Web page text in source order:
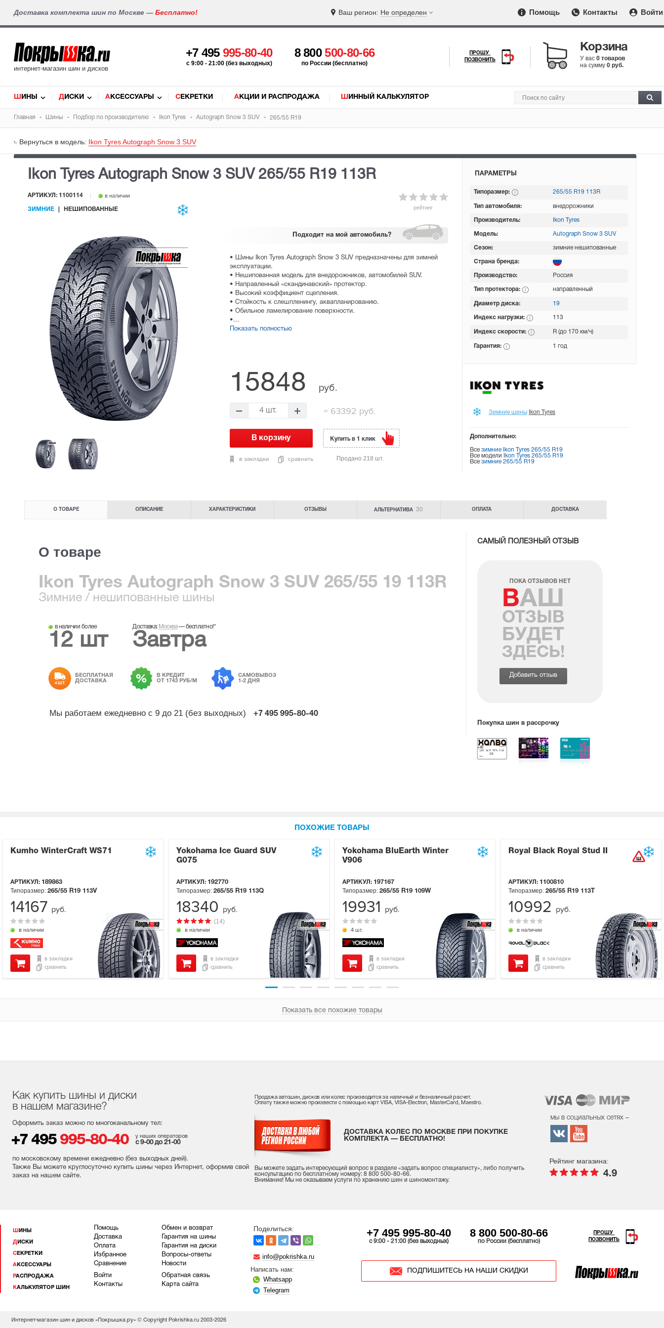
Доставка комплекта шин по Москве — Бесплатно! Ваш регион: Не определен Помощь Контакты Войти
интернет-магазин шин и дисков
+7 495 995-80-40
c 9:00 - 21:00 (без выходных)
8 800500-80-66
по России (бесплатно)
ПРОШУ
ПОЗВОНИТЬ
Корзина
У вас 0 товаров
на сумму 0 руб.
ШИНЫ ДИСКИ АКСЕССУАРЫ СЕКРЕТКИ АКЦИИ И РАСПРОДАЖА ШИННЫЙ КАЛЬКУЛЯТОР
Главная Шины Подбор по производителю Ikon Tyres Autograph Snow 3 SUV 265/55 R19
Вернуться в модель: Ikon Tyres Autograph Snow 3 SUV
Ikon Tyres Autograph Snow 3 SUV 265/55 R19 113R
рейтинг
АРТИКУЛ: 1100114 в наличии
ЗИМНИЕ НЕШИПОВАННЫЕ
Подходит на мой автомобиль?
• Шины Ikon Tyres Autograph Snow 3 SUV предназначены для зимней
эксплуатации.
• Нешипованная модель для внедорожников, автомобилей SUV.
• Направленный «скандинавский» протектор.
• Высокий коэффициент сцепления.
• Стойкость к слешпленингу, аквапланированию.
• Обильное ламелирование поверхности.
•...
Показать полностью
15848 руб.
4 шт. =63392 руб.
в закладки сравнить
Купить в 1 клик
Продано 218 шт.
ПАРАМЕТРЫ
Типоразмер: 265/55 R19 113R
Тип автомобиля: внедорожники
Производитель: Ikon Tyres
Модель: Autograph Snow 3 SUV
Сезон: зимние нешипованные
Страна бренда:
Производство: Россия
Тип протектора: направленный
Диаметр диска: 19
Индекс нагрузки: 113
Индекс скорости: R (до 170 км/ч)
Гарантия: 1 год
Зимние шины Ikon Tyres
Дополнительно:
Всезимние Ikon Tyres 265/55 R19
Все модели
Ikon Tyres 265/55 R19
Всезимние 265/55 R19
О ТОВАРЕ ОПИСАНИЕ ХАРАКТЕРИСТИКИ ОТЗЫВЫ АЛЬТЕРНАТИВА 30 ОПЛАТА ДОСТАВКА
О товаре
Ikon Tyres Autograph Snow 3 SUV 265/55 19 113R
Зимние / нешипованные шины
в наличии более
12 шт
Доставка: Москва—бесплатно!*
Завтра
4 ШТ.
БЕСПЛАТНАЯ
ДОСТАВКА
В КРЕДИТ
ОТ 1743 РУБ/М
САМОВЫВОЗ
1-2 ДНЯ
Мы работаем ежедневно с 9 до 21 (без выходных) +7 495 995-80-40
САМЫЙ ПОЛЕЗНЫЙ ОТЗЫВ
ПОКА ОТЗЫВОВ НЕТ
ВАШ
ОТЗЫВ
БУДЕТ
ЗДЕСЬ!
Добавить отзыв
Покупка шин в рассрочку
ПОХОЖИЕ ТОВАРЫ
Kumho WinterCraft WS71
АРТИКУЛ: 189863
в наличии
Типоразмер: 265/55 R19 113V
в закладки
сравнить
14167 руб.
Yokohama Ice Guard SUV
G075
АРТИКУЛ: 192770
в наличии
(14)
Типоразмер: 265/55 R19 113Q
в закладки
сравнить
18340 руб.
Yokohama BluEarth Winter
V906
АРТИКУЛ: 197167
4 шт.
Типоразмер: 265/55 R19 109W
в закладки
сравнить
19931 руб.
Royal Black Royal Stud II
АРТИКУЛ: 1100810
в наличии
Типоразмер: 265/55 R19 113T
в закладки
сравнить
10992 руб.
Показать все похожие товары
Как купить шины и диски
в нашем магазине?
Оформить заказ можно по многоканальному тел:
+7 495 995-80-40 у наших операторов
с 9-00 до 21-00
по московскому времени ежедневно (без выходных дней).
Также Вы можете круглосуточно купить шины через Интернет, оформив свой
заказ на нашем сайте.
Продажа автошин, дисков или колес производится за наличный и безналичный расчет.
Оплату также можно произвести с помощью карт VISA, VISA-Electron, MasterCard, Maestro.
ДОСТАВКА КОЛЕС ПО МОСКВЕ ПРИ ПОКУПКЕ
КОМПЛЕКТА — БЕСПЛАТНО!
Вы можете задать интересующий вопрос в разделе «задать вопрос специалисту», либо получить
консультацию по бесплатному номеру: 8 800 500-80-66.
Внимание! Мы не оказываем услуги по хранению шин и шиномонтажу.
мы в социальных сетях –
Рейтинг магазина:
4.9
ШИНЫ
ДИСКИ
СЕКРЕТКИ
АКСЕССУАРЫ
РАСПРОДАЖА
КАЛЬКУЛЯТОР ШИН
Помощь
Доставка
Оплата
Избранное
Сравнение
Войти
Контакты
Обмен и возврат
Гарантия на шины
Гарантия на диски
Вопросы-ответы
Новости
Обратная связь
Карта сайта
Поделиться:
info@pokrishka.ru
Написать нам:
Whatsapp
Telegram
+7 495 995-80-40
c 9:00 - 21:00 (без выходных)
8 800 500-80-66
по России (бесплатно)
ПОДПИШИТЕСЬ НА НАШИ СКИДКИ
ПРОШУ
ПОЗВОНИТЬ
Интернет-магазин шин и дисков «Покрышка.ру» © Copyright Pokrishka.ru 2003-2026